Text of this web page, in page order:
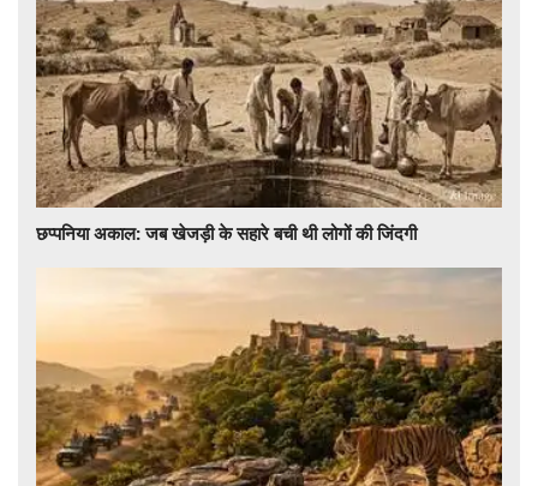
छप्पनिया अकाल: जब खेजड़ी के सहारे बची थी लोगों की जिंदगी